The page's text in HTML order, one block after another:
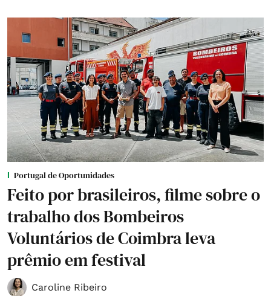
Portugal de Oportunidades
Feito por brasileiros, filme sobre o
trabalho dos Bombeiros
Voluntários de Coimbra leva
prêmio em festival
Caroline Ribeiro